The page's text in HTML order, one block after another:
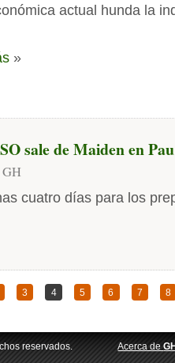
actual hunda la
»
sale de Maiden en Pau
cuatro días para los
3 4 5 6 7 8
reservados. Acerca de